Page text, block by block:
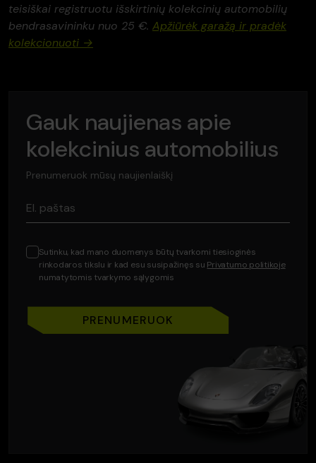
teisiškai registruotu išskirtinių kolekcinių automobilių
bendrasavininku nuo 25 €. Apžiūrėk garažą ir pradėk
kolekcionuoti →
Gauk naujienas apie
kolekcinius automobilius
Prenumeruok mūsų naujienlaiškį
El. paštas
Sutinku, kad mano duomenys būtų tvarkomi tiesioginės
rinkodaros tikslu ir kad esu susipažinęs su Privatumo politikoje
numatytomis tvarkymo sąlygomis
PRENUMERUOK